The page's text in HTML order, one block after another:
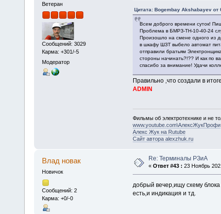
Ветеран
Сообщений: 3029
Карма: +301/-5
Модератор
Цитата: Bogembay Akshabayev
Всем доброго времени суток!
Проблема в БМРЗ-ТН-10-40-24
Произошло на смене одного из
в шкафу ШЗТ выбело автомат
отправили братьям
стороны начинать?!?? И как по
спасибо за внимание! Удачи
Правильно ,что создали в
ADMIN
Фильмы об электротехнике и не
www.youtube.com\АлексЖукПрофи
Алекс Жук на Rutube
Сайт автора alexzhuk.ru
Влад новак
Новичок
Сообщений: 2
Карма: +0/-0
Re: Терминалы РЗиА
« Ответ #43 : 23 Ноябрь
добрый вечер,ищу схему
есть,и индикация и тд.